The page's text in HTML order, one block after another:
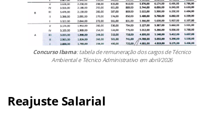
Concurso Ibama: tabela de remuneração dos cargos de Técnico
Ambiental e Técnico Administrativo em abril/2026
Reajuste Salarial